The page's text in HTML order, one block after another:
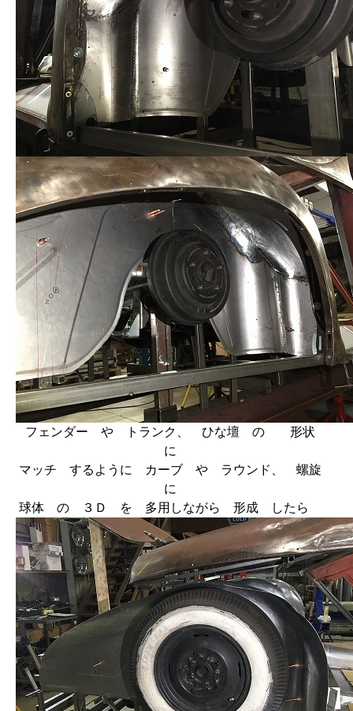
フェンダー や トランク、 ひな壇 の 形状
に
マッチ するように カーブ や ラウンド、 螺旋
に
球体 の ３Ｄ を 多用しながら 形成 したら